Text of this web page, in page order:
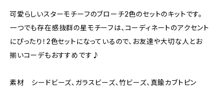
可愛らしいスターモチーフのブローチ2色のセットのキットです。
一つでも存在感抜群の星モチーフは、コーディネートのアクセント
にぴったり！2色セットになっているので、お友達や大切な人とお
揃いコーデもおすすめです♪
素材 シードビーズ、ガラスビーズ、竹ビーズ、真鍮カブトピン